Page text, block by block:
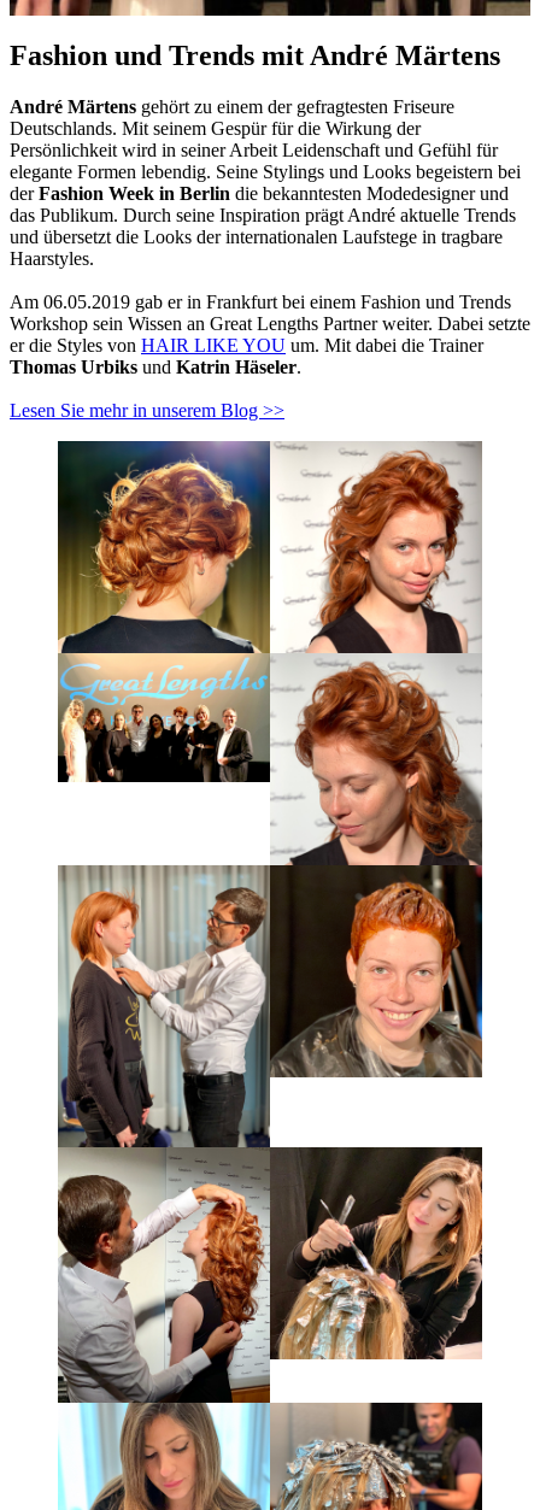
Fashion und Trends mit André Märtens
André Märtens gehört zu einem der gefragtesten Friseure
Deutschlands. Mit seinem Gespür für die Wirkung der
Persönlichkeit wird in seiner Arbeit Leidenschaft und Gefühl für
elegante Formen lebendig. Seine Stylings und Looks begeistern bei
derFashion Week in Berlin die bekanntesten Modedesigner und
das Publikum. Durch seine Inspiration prägt André aktuelle Trends
und übersetzt die Looks der internationalen Laufstege in tragbare
Haarstyles.
Am 06.05.2019 gab er in Frankfurt bei einem Fashion und Trends
Workshop sein Wissen an Great Lengths Partner weiter. Dabei setzte
er die Styles von HAIR LIKE YOU um. Mit dabei die Trainer
Thomas Urbiks und Katrin Häseler.
Lesen Sie mehr in unserem Blog >>